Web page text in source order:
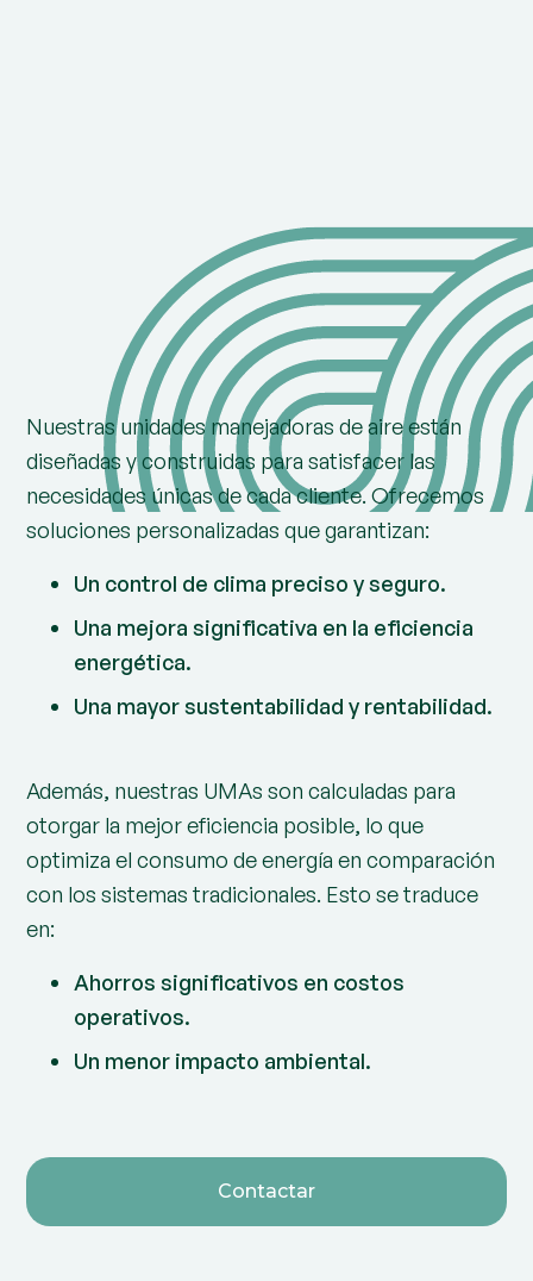
Nuestras unidades manejadoras de aire están
diseñadas y construidas para satisfacer las
necesidades únicas de cada cliente. Ofrecemos
soluciones personalizadas que garantizan:
Un control de clima preciso y seguro.
Una mejora significativa en la eficiencia
energética.
Una mayor sustentabilidad y rentabilidad.
Además, nuestras UMAs son calculadas para
otorgar la mejor eficiencia posible, lo que
optimiza el consumo de energía en comparación
con los sistemas tradicionales. Esto se traduce
en:
Ahorros significativos en costos
operativos.
Un menor impacto ambiental.
Contactar